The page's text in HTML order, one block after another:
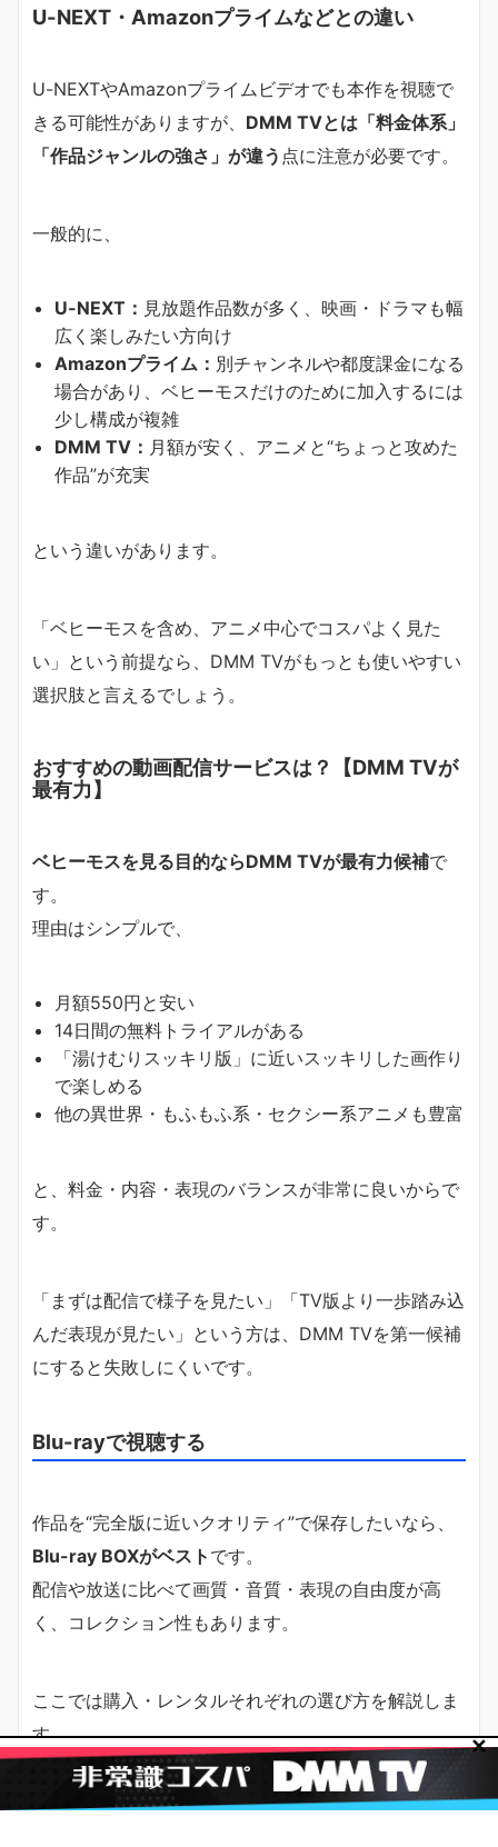
U-NEXT・Amazonプライムなどとの違い
U-NEXTやAmazonプライムビデオでも本作を視聴で
きる可能性がありますが、 DMM TVとは「料金体系」
「作品ジャンルの強さ」が違う 点に注意が必要です。
一般的に、
U-NEXT： 見放題作品数が多く、映画・ドラマも幅
広く楽しみたい方向け
Amazonプライム： 別チャンネルや都度課金になる
場合があり、ベヒーモスだけのために加入するには
少し構成が複雑
DMM TV： 月額が安く、アニメと“ちょっと攻めた
作品”が充実
という違いがあります。
「ベヒーモスを含め、アニメ中心でコスパよく見た
い」という前提なら、DMM TVがもっとも使いやすい
選択肢と言えるでしょう。
おすすめの動画配信サービスは？【DMM TVが
最有力】
ベヒーモスを見る目的ならDMM TVが最有力候補で
す。
理由はシンプルで、
月額550円と安い
14日間の無料トライアルがある
「湯けむりスッキリ版」に近いスッキリした画作り
で楽しめる
他の異世界・もふもふ系・セクシー系アニメも豊富
と、料金・内容・表現のバランスが非常に良いからで
す。
「まずは配信で様子を見たい」「TV版より一歩踏み込
んだ表現が見たい」という方は、DMM TVを第一候補
にすると失敗しにくいです。
Blu-rayで視聴する
作品を“完全版に近いクオリティ”で保存したいなら、
Blu-ray BOXがベスト です。
配信や放送に比べて画質・音質・表現の自由度が高
く、コレクション性もあります。
ここでは購入・レンタルそれぞれの選び方を解説しま
す。
完全版を視聴できるメディアはBlu-rayのみ
✕